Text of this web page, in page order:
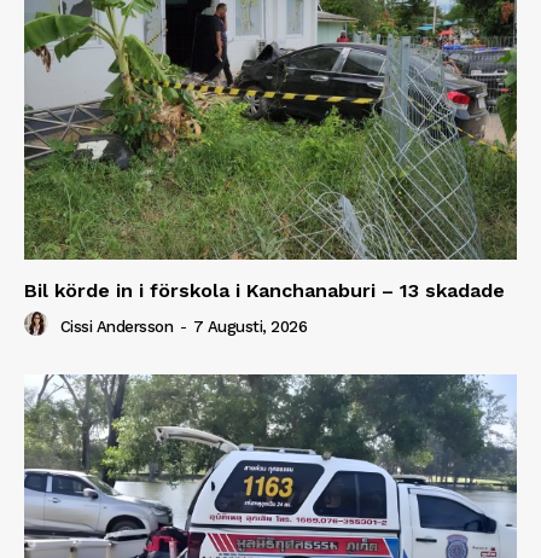
Bil körde in i förskola i Kanchanaburi – 13 skadade
Cissi Andersson - 7 Augusti, 2026